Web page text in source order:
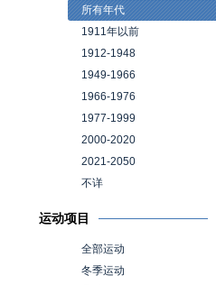
所有年代
1911年以前
1912-1948
1949-1966
1966-1976
1977-1999
2000-2020
2021-2050
不详
运动项目
全部运动
冬季运动